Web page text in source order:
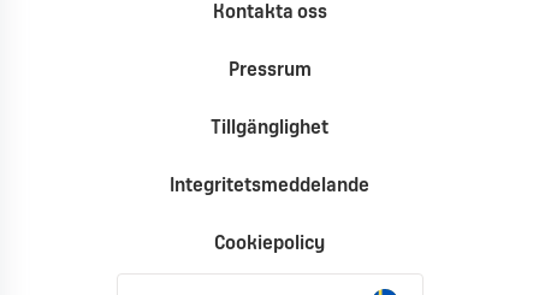
Kontakta oss
Pressrum
Tillgänglighet
Integritetsmeddelande
Cookiepolicy